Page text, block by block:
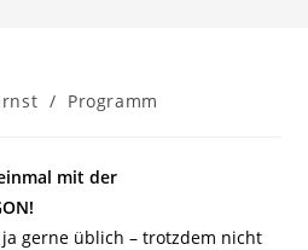
/ Programm
mit der
gerne üblich – trotzdem nicht